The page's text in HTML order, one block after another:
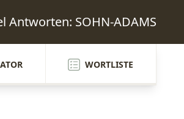
Antworten: SOHN-ADAMS
WORTLISTE